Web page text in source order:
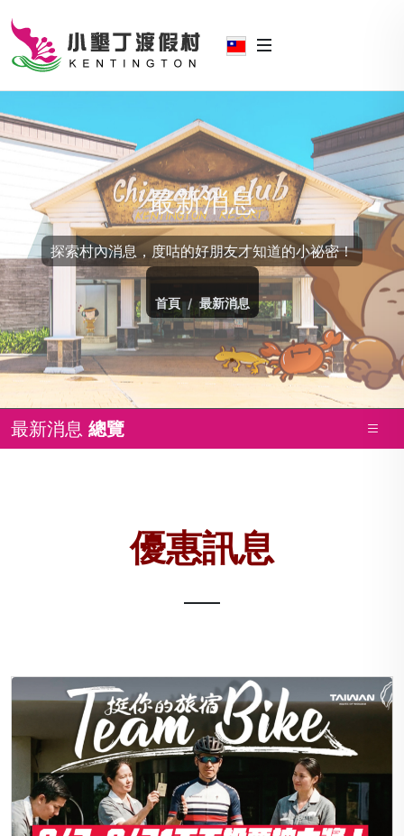
最新消息
探索村內消息，度咕的好朋友才知道的小祕密！
首頁 最新消息
最新消息 總覽
優惠訊息